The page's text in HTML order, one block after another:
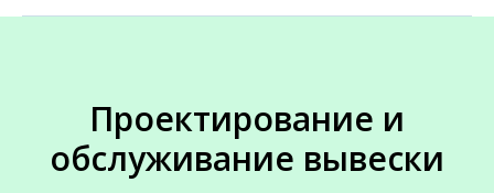
Проектирование и
обслуживание вывески